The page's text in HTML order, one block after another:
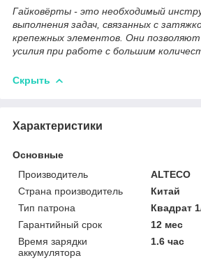
Гайковёрты - это необходимый
выполнения задач, связанных с
крепежных элементов. Они
усилия при работе с большим
Скрыть
Характеристики
Основные
Производитель
ALTECO
Страна производитель
Китай
Тип патрона
Квадрат
Гарантийный срок
12 мес
Время зарядки
аккумулятора
1.6 час